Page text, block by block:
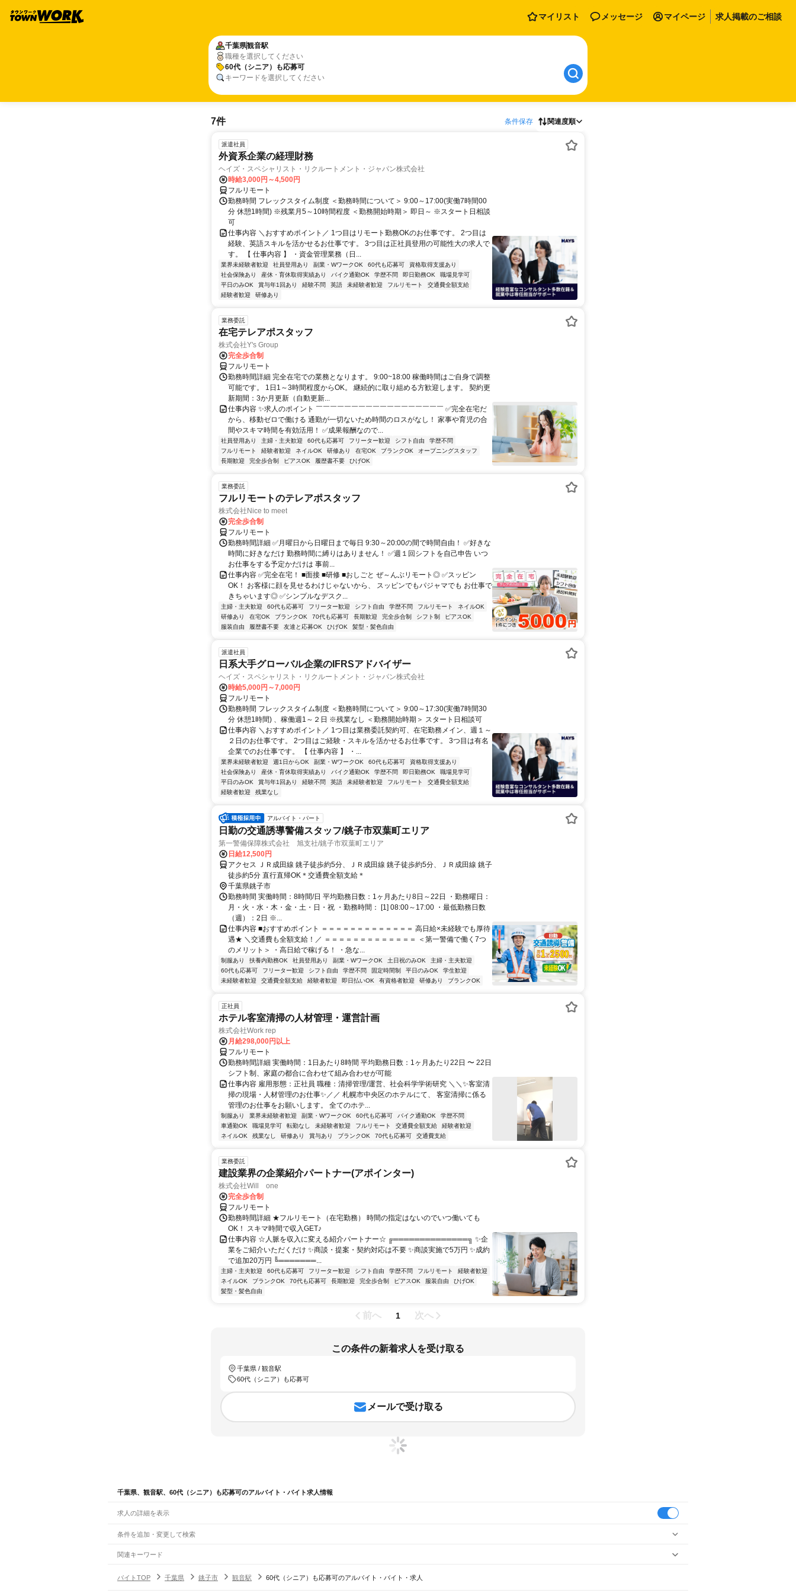
マイリスト メッセージ マイページ 求人掲載のご相談
千葉県観音駅
職種を選択してください
60代（シニア）も応募可
キーワードを選択してください
7件 条件保存 関連度順
派遣社員
外資系企業の経理財務
ヘイズ・スペシャリスト・リクルートメント・ジャパン株式会社
時給3,000円～4,500円
フルリモート
勤務時間 フレックスタイム制度 ＜勤務時間について＞ 9:00～17:00(実働7時間00
分 休憩1時間) ※残業月5～10時間程度 ＜勤務開始時期＞ 即日～ ※スタート日相談
可
仕事内容 ＼おすすめポイント／ 1つ目はリモート勤務OKのお仕事です。 2つ目は
経験、英語スキルを活かせるお仕事です。 3つ目は正社員登用の可能性大の求人で
す。 【 仕事内容 】 ・資金管理業務（日...
業界未経験者歓迎 社員登用あり 副業・WワークOK 60代も応募可
資格取得支援あり
社会保険あり
産休・育休取得実績あり バイク通勤OK 学歴不問 即日勤務OK
職場見学可
平日のみOK
賞与年1回あり 経験不問 英語 未経験者歓迎 フルリモート
交通費全額支給
経験者歓迎
研修あり
業務委託
在宅テレアポスタッフ
株式会社Y's Group
完全歩合制
フルリモート
勤務時間詳細 完全在宅での業務となります。 9:00~18:00 稼働時間はご自身で調整
可能です。 1日1～3時間程度からOK。 継続的に取り組める方歓迎します。 契約更
新期間：3か月更新（自動更新...
仕事内容 ✨求人のポイント ￣￣￣￣￣￣￣￣￣￣￣￣￣￣￣￣￣￣ ✅完全在宅だ
から、移動ゼロで働ける 通勤が一切ないため時間のロスがなし！ 家事や育児の合
間やスキマ時間を有効活用！ ✅成果報酬なので...
社員登用あり 主婦・主夫歓迎 60代も応募可 フリーター歓迎 シフト自由
学歴不問
フルリモート
経験者歓迎 ネイルOK 研修あり 在宅OK ブランクOK
オープニングスタッフ
長期歓迎
完全歩合制 ピアスOK 履歴書不要 ひげOK
業務委託
フルリモートのテレアポスタッフ
株式会社Nice to meet
完全歩合制
フルリモート
勤務時間詳細 ✅月曜日から日曜日まで毎日 9:30～20:00の間で時間自由！ ✅好きな
時間に好きなだけ 勤務時間に縛りはありません！ ✅週１回シフトを自己申告 いつ
お仕事をする予定かだけは 事前...
仕事内容 ✅完全在宅！ ■面接 ■研修 ■おしごと ぜ～んぶリモート◎ ✅スッピン
OK！ お客様に顔を見せるわけじゃないから、 スッピンでもパジャマでも お仕事で
きちゃいます◎ ✅シンプルなデスク...
主婦・主夫歓迎 60代も応募可 フリーター歓迎 シフト自由 学歴不問 フルリモート
ネイルOK
研修あり
在宅OK ブランクOK 70代も応募可 長期歓迎 完全歩合制 シフト制
ピアスOK
服装自由
履歴書不要 友達と応募OK ひげOK 髪型・髪色自由
派遣社員
日系大手グローバル企業のIFRSアドバイザー
ヘイズ・スペシャリスト・リクルートメント・ジャパン株式会社
時給5,000円～7,000円
フルリモート
勤務時間 フレックスタイム制度 ＜勤務時間について＞ 9:00～17:30(実働7時間30
分 休憩1時間) 、稼働週1～２日 ※残業なし ＜勤務開始時期＞ スタート日相談可
仕事内容 ＼おすすめポイント／ 1つ目は業務委託契約可、在宅勤務メイン、週１～
２日のお仕事です。 2つ目はご経験・スキルを活かせるお仕事です。 3つ目は有名
企業でのお仕事です。 【 仕事内容 】 ・...
業界未経験者歓迎 週1日からOK 副業・WワークOK 60代も応募可
資格取得支援あり
社会保険あり
産休・育休取得実績あり バイク通勤OK 学歴不問 即日勤務OK
職場見学可
平日のみOK
賞与年1回あり 経験不問 英語 未経験者歓迎 フルリモート
交通費全額支給
経験者歓迎
残業なし
アルバイト・パート
日勤の交通誘導警備スタッフ/銚子市双葉町エリア
第一警備保障株式会社 旭支社/銚子市双葉町エリア
日給12,500円
アクセス ＪＲ成田線 銚子徒歩約5分、ＪＲ成田線 銚子徒歩約5分、ＪＲ成田線 銚子
徒歩約5分 直行直帰OK＊交通費全額支給＊
千葉県銚子市
勤務時間 実働時間：8時間/日 平均勤務日数：1ヶ月あたり8日～22日 ・勤務曜日：
月・火・水・木・金・土・日・祝 ・勤務時間： [1] 08:00～17:00 ・最低勤務日数
（週）：2日 ※...
仕事内容 ■おすすめポイント ＝＝＝＝＝＝＝＝＝＝＝＝＝ 高日給×未経験でも厚待
遇★ ＼交通費も全額支給！／ ＝＝＝＝＝＝＝＝＝＝＝＝＝ ＜第一警備で働く7つ
のメリット＞ ・高日給で稼げる！ ・急な...
制服あり 扶養内勤務OK 社員登用あり 副業・WワークOK 土日祝のみOK
主婦・主夫歓迎
60代も応募可
フリーター歓迎 シフト自由 学歴不問 固定時間制 平日のみOK
学生歓迎
未経験者歓迎
交通費全額支給 経験者歓迎 即日払いOK 有資格者歓迎 研修あり ブランクOK
正社員
ホテル客室清掃の人材管理・運営計画
株式会社Work rep
月給298,000円以上
フルリモート
勤務時間詳細 実働時間：1日あたり8時間 平均勤務日数：1ヶ月あたり22日 〜 22日
シフト制、家庭の都合に合わせて組み合わせが可能
仕事内容 雇用形態：正社員 職種：清掃管理/運営、社会科学学術研究 ＼＼✨客室清
掃の現場・人材管理のお仕事✨／／ 札幌市中央区のホテルにて、 客室清掃に係る
管理のお仕事をお願いします。 全てのホテ...
制服あり 業界未経験者歓迎 副業・WワークOK 60代も応募可 バイク通勤OK
学歴不問
車通勤OK
職場見学可 転勤なし 未経験者歓迎 フルリモート 交通費全額支給
経験者歓迎
ネイルOK
残業なし 研修あり 賞与あり ブランクOK 70代も応募可 交通費支給
業務委託
建設業界の企業紹介パートナー(アポインター)
株式会社Will one
完全歩合制
フルリモート
勤務時間詳細 ★フルリモート（在宅勤務） 時間の指定はないのでいつ働いても
OK！ スキマ時間で収入GET♪
仕事内容 ☆人脈を収入に変える紹介パートナー☆ ╔══════════════╗ ✨企
業をご紹介いただくだけ ✨商談・提案・契約対応は不要 ✨商談実施で5万円 ✨成約
で追加20万円 ╚═══════...
主婦・主夫歓迎 60代も応募可 フリーター歓迎 シフト自由 学歴不問 フルリモート
経験者歓迎
ネイルOK
ブランクOK 70代も応募可 長期歓迎 完全歩合制 ピアスOK 服装自由
ひげOK
髪型・髪色自由
前へ 1 次へ
この条件の新着求人を受け取る
千葉県 / 観音駅
60代（シニア）も応募可
メールで受け取る
千葉県、観音駅、60代（シニア）も応募可のアルバイト・バイト求人情報
求人の詳細を表示
条件を追加・変更して検索
市区町村を追加・変更
千葉県すべて
駅を追加・変更
関連キーワード
バイトTOP
千葉県 銚子市 観音駅 60代（シニア）も応募可のアルバイト・バイト・求人